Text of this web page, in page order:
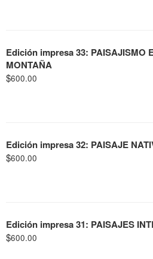
Edición impresa 33: PAISAJISMO
MONTAÑA
$600.00
Edición impresa 32: PAISAJE
$600.00
Edición impresa 31: PAISAJES
$600.00